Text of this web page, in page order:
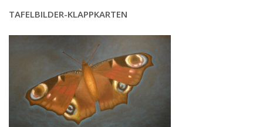
TAFELBILDER-KLAPPKARTEN